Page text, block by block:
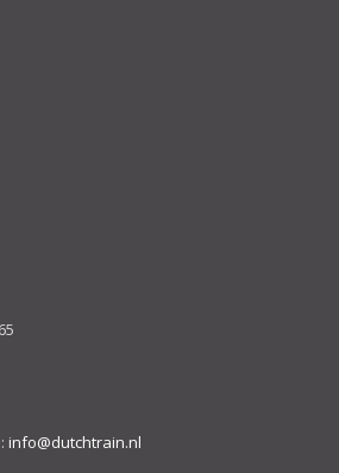
info@dutchtrain.nl